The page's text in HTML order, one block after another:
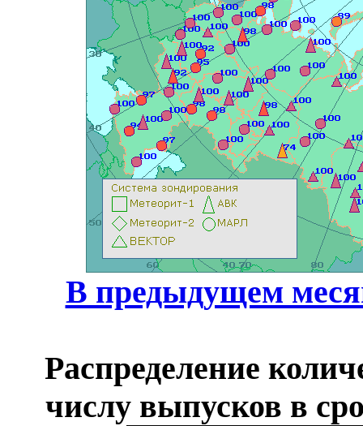
В предыдущем
Распределение
числу выпусков в